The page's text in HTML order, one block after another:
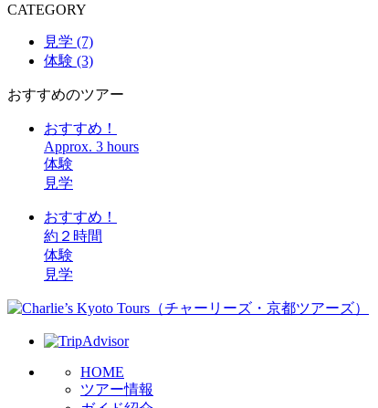
CATEGORY
見学 (7)
体験 (3)
おすすめのツアー
おすすめ！
Approx. 3 hours
体験
見学
おすすめ！
約２時間
体験
見学
HOME
ツアー情報